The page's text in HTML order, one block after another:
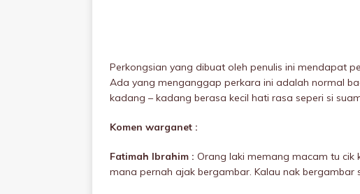
Perkongsian yang dibuat oleh penulis ini mendapat
Ada yang menganggap perkara ini adalah normal
kadang – kadang berasa kecil hati rasa seperi si
Komen warganet :
Fatimah Ibrahim : Orang laki memang macam tu cik
mana pernah ajak bergambar. Kalau nak